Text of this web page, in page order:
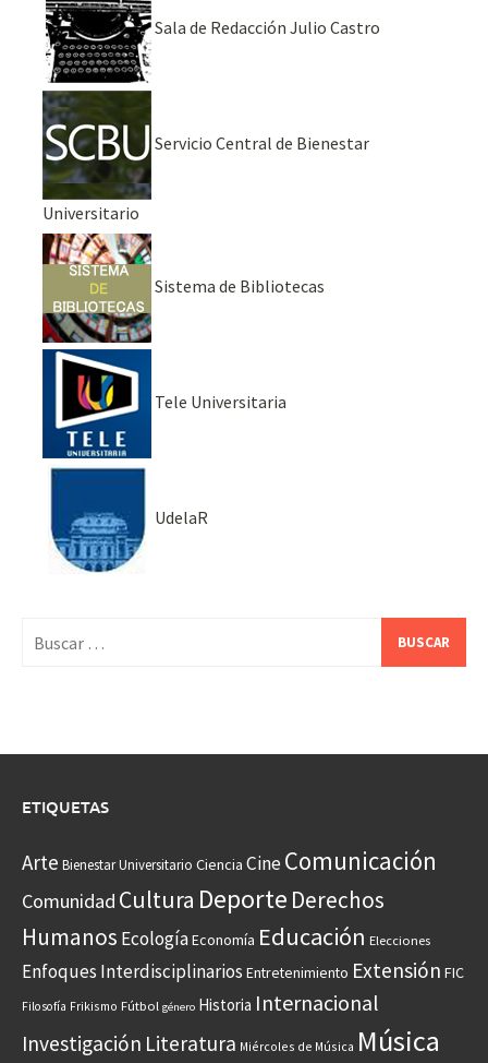
Sala de Redacción Julio Castro
Servicio Central de Bienestar
Universitario
Sistema de Bibliotecas
Tele Universitaria
UdelaR
ETIQUETAS
Arte Bienestar Universitario Ciencia CineComunicación
Comunidad Cultura Deporte Derechos
Humanos EcologíaEconomía Educación Elecciones
Enfoques Interdisciplinarios Entretenimiento Extensión FIC
Filosofía Frikismo Fútbol género Historia Internacional
Investigación Literatura Miércoles de Música Música